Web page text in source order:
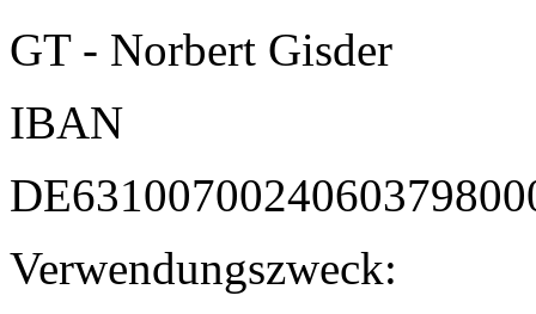
GT - Norbert Gisder
IBAN
Verwendungszweck: